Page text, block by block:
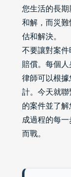
您生活的長
和解，而災
估和解決。
不要讓對案
賠償。每個
律師可以根
計。今天就聯
的案件並了
成過程的每
而戰。